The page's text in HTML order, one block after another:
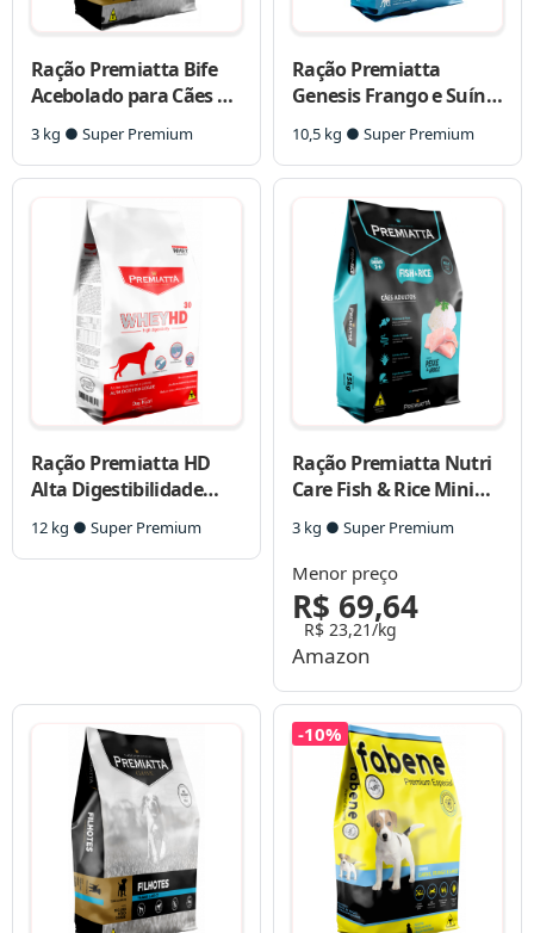
Ração Premiatta Bife
Acebolado para Cães de
Raças Pequenas
3 kg ● Super Premium
Ração Premiatta
Genesis Frango e Suíno
para Cães Porte Grande
10,5 kg ● Super Premium
Ração Premiatta HD
Alta Digestibilidade
para Cães Adultos
12 kg ● Super Premium
Ração Premiatta Nutri
Care Fish & Rice Mini
Bits para Cães Adultos
3 kg ● Super Premium
Menor preço
R$ 69,64
R$ 23,21/kg
Amazon
-10%